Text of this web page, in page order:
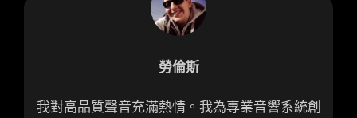
勞倫斯
我對高品質聲音充滿熱情。我為專業音響系統創